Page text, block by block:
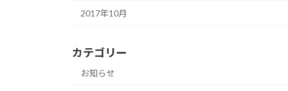
2017年10月
カテゴリー
お知らせ